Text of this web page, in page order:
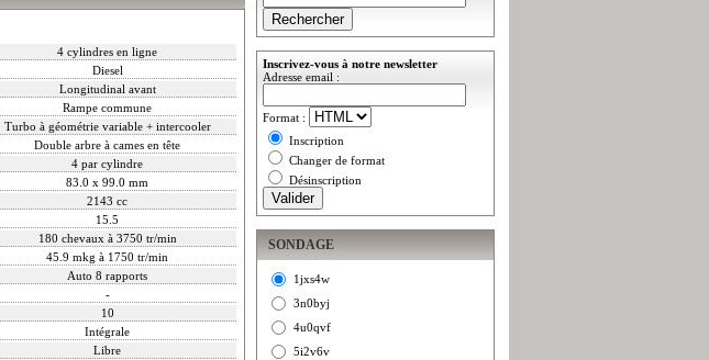
4 cylindres en ligne
Diesel
Longitudinal avant
Rampe commune
Turbo à géométrie variable + intercooler
Double arbre à cames en tête
4 par cylindre
83.0 x 99.0 mm
2143 cc
15.5
180 chevaux à 3750 tr/min
45.9 mkg à 1750 tr/min
Auto 8 rapports
-
10
Intégrale
Libre
Inscrivez-vous à notre newsletter
Adresse email :
Format :
Inscription
Changer de format
Désinscription
SONDAGE
1jxs4w
3n0byj
4u0qvf
5i2v6v